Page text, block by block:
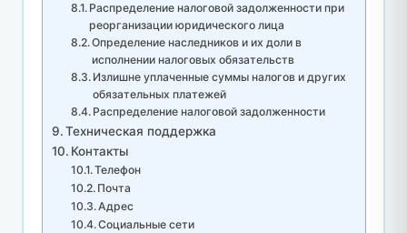
Распределение налоговой задолженности при
реорганизации юридического лица
Определение наследников и их доли в
исполнении налоговых обязательств
Излишне уплаченные суммы налогов и других
обязательных платежей
Распределение налоговой задолженности
Техническая поддержка
Контакты
Телефон
Почта
Адрес
Социальные сети